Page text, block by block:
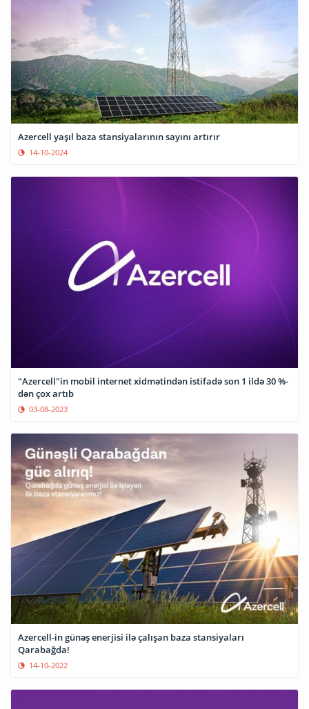
Azercell yaşıl baza stansiyalarının sayını artırır
14-10-2024
"Azercell"in mobil internet xidmətindən istifadə son 1 ildə 30 %-
dən çox artıb
03-08-2023
Azercell-in günəş enerjisi ilə çalışan baza stansiyaları
Qarabağda!
14-10-2022